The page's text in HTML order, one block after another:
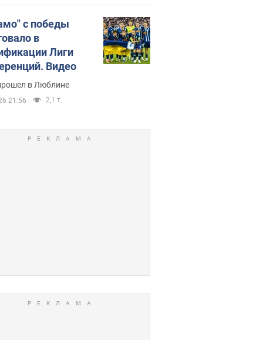
с победы
в
Лиги
Видео
в Люблине
21:56 2,1 т.